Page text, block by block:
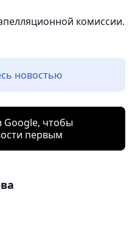
комиссии.
новостью
Google, чтобы
первым